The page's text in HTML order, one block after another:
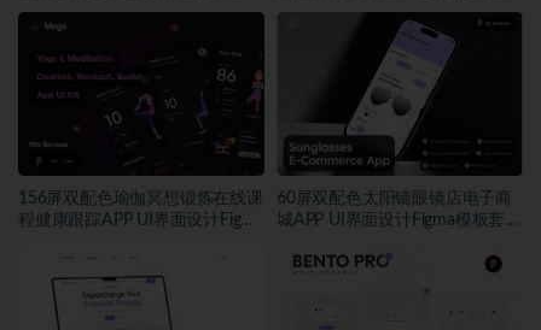
Figma模板套件
Figma模板
156屏双配色瑜伽冥想锻炼在线课
程健康跟踪APP UI界面设计Figma
60屏双配色太阳镜眼镜店电子商
城APP UI界面设计Figma模板套件